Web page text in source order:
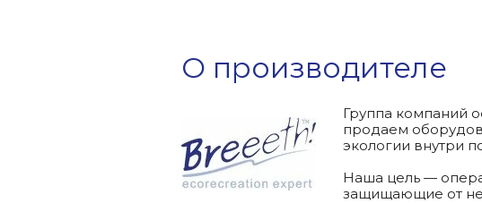
О производителе
Группа компаний
продаем
экологии внутри
Наша цель —
защищающие от